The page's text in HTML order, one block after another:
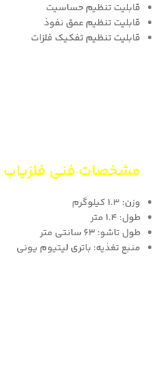
قابلیت تنظیم حساسیت
قابلیت تنظیم عمق نفوذ
قابلیت تنظیم تفکیک فلزات
مشخصات فنی فلزیاب
وزن: 1.3 کیلوگرم
طول: 1.4 متر
طول تاشو: 63 سانتی متر
منبع تغذیه: باتری لیتیوم یونی